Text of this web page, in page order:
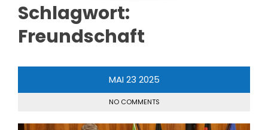
Schlagwort:
Freundschaft
MAI 23 2025
NO COMMENTS